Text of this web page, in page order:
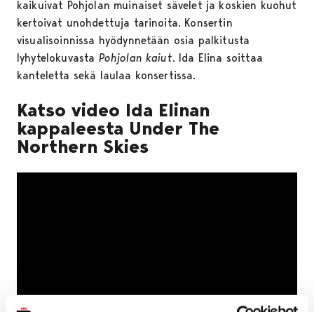
kaikuivat Pohjolan muinaiset sävelet ja koskien kuohut
kertoivat unohdettuja tarinoita. Konsertin
visualisoinnissa hyödynnetään osia palkitusta
lyhytelokuvasta Pohjolan kaiut. Ida Elina soittaa
kanteletta sekä laulaa konsertissa.
Katso video Ida Elinan
kappaleesta Under The
Northern Skies